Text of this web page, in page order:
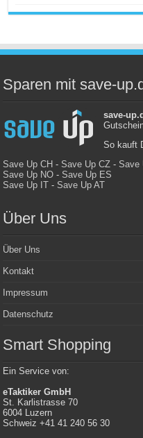
Sparen mit save-
save-
So kauft
Save Up CH -Save Up CZ -Save
Save Up NO -Save Up ES
Save Up IT -Save Up AT
Über Uns
Über Uns
Kontakt
Impressum
Datenschutz
Smart Shopping
Ein Service von:
eTaktiker GmbH
St. Karlistrasse 70
6004 Luzern
Schweiz +41 41 240 56 30